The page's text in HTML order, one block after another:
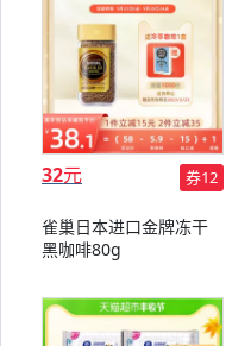
32元 券12
雀巢日本进口金牌冻干
黑咖啡80g